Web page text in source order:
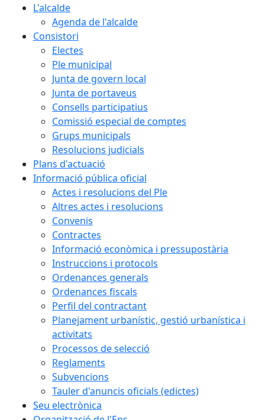
L'alcalde
Agenda de l'alcalde
Consistori
Electes
Ple municipal
Junta de govern local
Junta de portaveus
Consells participatius
Comissió especial de comptes
Grups municipals
Resolucions judicials
Plans d'actuació
Informació pública oficial
Actes i resolucions del Ple
Altres actes i resolucions
Convenis
Contractes
Informació econòmica i pressupostària
Instruccions i protocols
Ordenances generals
Ordenances fiscals
Perfil del contractant
Planejament urbanístic, gestió urbanística i
activitats
Processos de selecció
Reglaments
Subvencions
Tauler d'anuncis oficials (edictes)
Seu electrònica